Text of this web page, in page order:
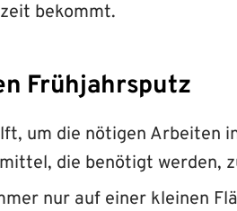
bekommt.
Frühjahrsputz
um die nötigen Arbeiten
die benötigt werden,
nur auf einer kleinen